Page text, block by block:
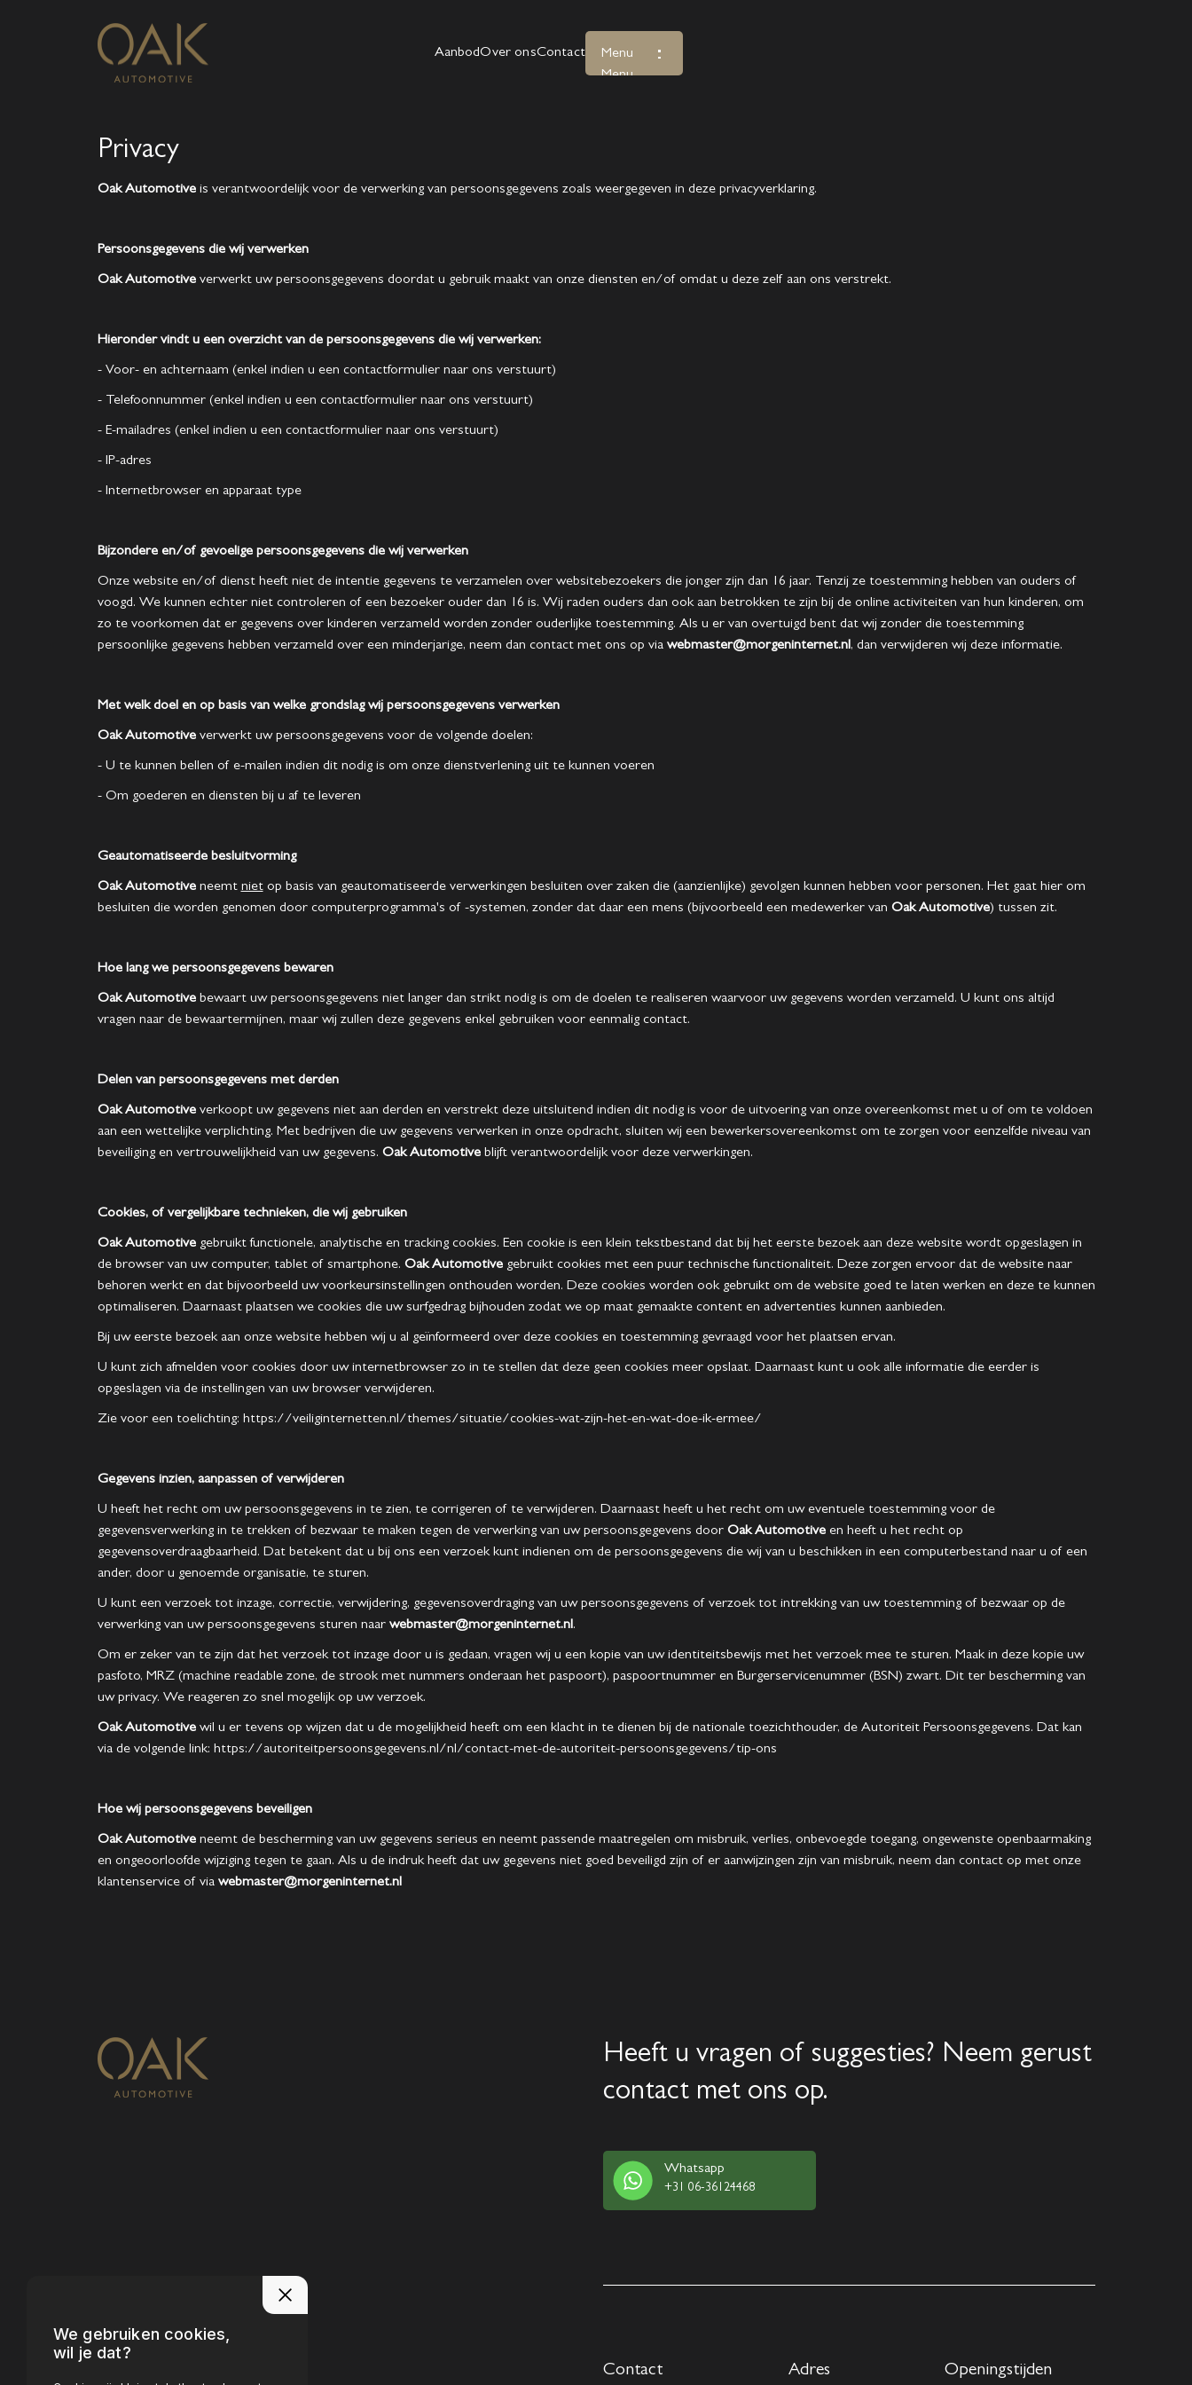
AanbodOver onsContact
Menu
Menu
Privacy
Oak Automotiveis verantwoordelijk voor de verwerking van persoonsgegevens zoals weergegeven in deze privacyverklaring.
Persoonsgegevens die wij verwerken
Oak Automotiveverwerkt uw persoonsgegevens doordat u gebruik maakt van onze diensten en/of omdat u deze zelf aan ons verstrekt.
Hieronder vindt u een overzicht van de persoonsgegevens die wij verwerken:
- Voor- en achternaam (enkel indien u een contactformulier naar ons verstuurt)
- Telefoonnummer (enkel indien u een contactformulier naar ons verstuurt)
- E-mailadres (enkel indien u een contactformulier naar ons verstuurt)
- IP-adres
- Internetbrowser en apparaat type
Bijzondere en/of gevoelige persoonsgegevens die wij verwerken
Onze website en/of dienst heeft niet de intentie gegevens te verzamelen over websitebezoekers die jonger zijn dan 16 jaar. Tenzij ze toestemming hebben van ouders of
voogd. We kunnen echter niet controleren of een bezoeker ouder dan 16 is. Wij raden ouders dan ook aan betrokken te zijn bij de online activiteiten van hun kinderen, om
zo te voorkomen dat er gegevens over kinderen verzameld worden zonder ouderlijke toestemming. Als u er van overtuigd bent dat wij zonder die toestemming
persoonlijke gegevens hebben verzameld over een minderjarige, neem dan contact met ons op via webmaster@morgeninternet.nl, dan verwijderen wij deze informatie.
Met welk doel en op basis van welke grondslag wij persoonsgegevens verwerken
Oak Automotiveverwerkt uw persoonsgegevens voor de volgende doelen:
- U te kunnen bellen of e-mailen indien dit nodig is om onze dienstverlening uit te kunnen voeren
- Om goederen en diensten bij u af te leveren
Geautomatiseerde besluitvorming
Oak Automotiveneemtnietop basis van geautomatiseerde verwerkingen besluiten over zaken die (aanzienlijke) gevolgen kunnen hebben voor personen. Het gaat hier om
besluiten die worden genomen door computerprogramma's of -systemen, zonder dat daar een mens (bijvoorbeeld een medewerker van Oak Automotive) tussen zit.
Hoe lang we persoonsgegevens bewaren
Oak Automotivebewaart uw persoonsgegevens niet langer dan strikt nodig is om de doelen te realiseren waarvoor uw gegevens worden verzameld. U kunt ons altijd
vragen naar de bewaartermijnen, maar wij zullen deze gegevens enkel gebruiken voor eenmalig contact.
Delen van persoonsgegevens met derden
Oak Automotiveverkoopt uw gegevens niet aan derden en verstrekt deze uitsluitend indien dit nodig is voor de uitvoering van onze overeenkomst met u of om te voldoen
aan een wettelijke verplichting. Met bedrijven die uw gegevens verwerken in onze opdracht, sluiten wij een bewerkersovereenkomst om te zorgen voor eenzelfde niveau van
beveiliging en vertrouwelijkheid van uw gegevens. Oak Automotiveblijft verantwoordelijk voor deze verwerkingen.
Cookies, of vergelijkbare technieken, die wij gebruiken
Oak Automotivegebruikt functionele, analytische en tracking cookies. Een cookie is een klein tekstbestand dat bij het eerste bezoek aan deze website wordt opgeslagen in
de browser van uw computer, tablet of smartphone. Oak Automotivegebruikt cookies met een puur technische functionaliteit. Deze zorgen ervoor dat de website naar
behoren werkt en dat bijvoorbeeld uw voorkeursinstellingen onthouden worden. Deze cookies worden ook gebruikt om de website goed te laten werken en deze te kunnen
optimaliseren. Daarnaast plaatsen we cookies die uw surfgedrag bijhouden zodat we op maat gemaakte content en advertenties kunnen aanbieden.
Bij uw eerste bezoek aan onze website hebben wij u al geïnformeerd over deze cookies en toestemming gevraagd voor het plaatsen ervan.
U kunt zich afmelden voor cookies door uw internetbrowser zo in te stellen dat deze geen cookies meer opslaat. Daarnaast kunt u ook alle informatie die eerder is
opgeslagen via de instellingen van uw browser verwijderen.
Zie voor een toelichting: https://veiliginternetten.nl/themes/situatie/cookies-wat-zijn-het-en-wat-doe-ik-ermee/
Gegevens inzien, aanpassen of verwijderen
U heeft het recht om uw persoonsgegevens in te zien, te corrigeren of te verwijderen. Daarnaast heeft u het recht om uw eventuele toestemming voor de
gegevensverwerking in te trekken of bezwaar te maken tegen de verwerking van uw persoonsgegevens door Oak Automotiveen heeft u het recht op
gegevensoverdraagbaarheid. Dat betekent dat u bij ons een verzoek kunt indienen om de persoonsgegevens die wij van u beschikken in een computerbestand naar u of een
ander, door u genoemde organisatie, te sturen.
U kunt een verzoek tot inzage, correctie, verwijdering, gegevensoverdraging van uw persoonsgegevens of verzoek tot intrekking van uw toestemming of bezwaar op de
verwerking van uw persoonsgegevens sturen naar webmaster@morgeninternet.nl.
Om er zeker van te zijn dat het verzoek tot inzage door u is gedaan, vragen wij u een kopie van uw identiteitsbewijs met het verzoek mee te sturen. Maak in deze kopie uw
pasfoto, MRZ (machine readable zone, de strook met nummers onderaan het paspoort), paspoortnummer en Burgerservicenummer (BSN) zwart. Dit ter bescherming van
uw privacy. We reageren zo snel mogelijk op uw verzoek.
Oak Automotivewil u er tevens op wijzen dat u de mogelijkheid heeft om een klacht in te dienen bij de nationale toezichthouder, de Autoriteit Persoonsgegevens. Dat kan
via de volgende link: https://autoriteitpersoonsgegevens.nl/nl/contact-met-de-autoriteit-persoonsgegevens/tip-ons
Hoe wij persoonsgegevens beveiligen
Oak Automotiveneemt de bescherming van uw gegevens serieus en neemt passende maatregelen om misbruik, verlies, onbevoegde toegang, ongewenste openbaarmaking
en ongeoorloofde wijziging tegen te gaan. Als u de indruk heeft dat uw gegevens niet goed beveiligd zijn of er aanwijzingen zijn van misbruik, neem dan contact op met onze
klantenservice of via webmaster@morgeninternet.nl
Heeft u vragen of suggesties? Neem gerust
contact met ons op.
Whatsapp
+31 06-36124468
Contact Adres Openingstijden
We gebruiken cookies,
wil je dat?